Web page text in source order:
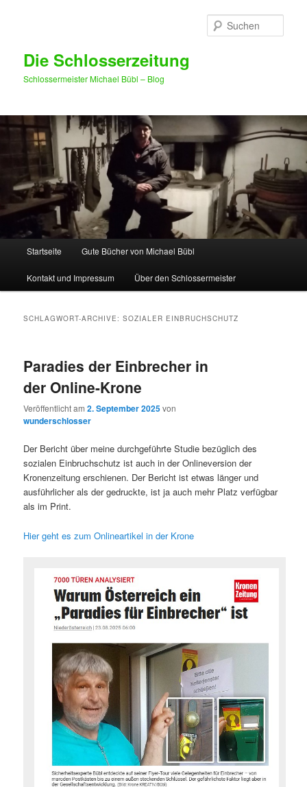
Die Schlosserzeitung
Schlossermeister Michael Bübl – Blog
Zum Inhalt wechseln
Zum sekundären Inhalt wechseln
Startseite Gute Bücher von Michael Bübl
Kontakt und Impressum Über den Schlossermeister
SCHLAGWORT-ARCHIVE:SOZIALER EINBRUCHSCHUTZ
Paradies der Einbrecher in
der Online-Krone
Veröffentlicht am2. September 2025von
wunderschlosser
Der Bericht über meine durchgeführte Studie bezüglich des
sozialen Einbruchschutz ist auch in der Onlineversion der
Kronenzeitung erschienen. Der Bericht ist etwas länger und
ausführlicher als der gedruckte, ist ja auch mehr Platz verfügbar
als im Print.
Hier geht es zum Onlineartikel in der Krone